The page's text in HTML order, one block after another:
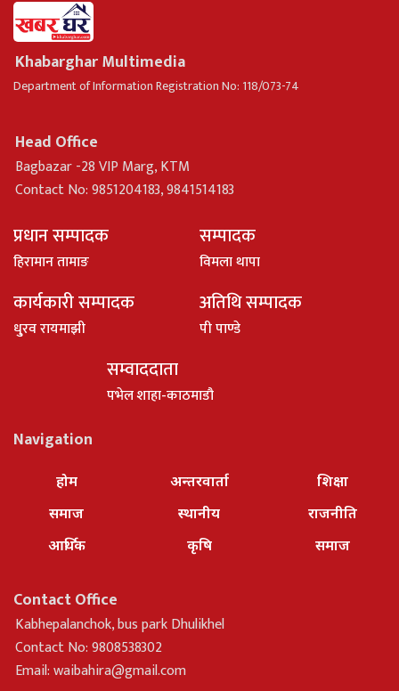
Khabarghar Multimedia
Department of Information Registration No: 118/073-74
Head Office
Bagbazar -28 VIP Marg, KTM
Contact No: 9851204183, 9841514183
प्रधान सम्पादक
हिरामान तामाङ
सम्पादक
विमला थापा
कार्यकारी सम्पादक
धु्रव रायमाझी
अतिथि सम्पादक
पी पाण्डे
सम्वाददाता
पभेल शाहा-काठमाडौ
Navigation
होम
समाज
आर्थिक
अन्तरवार्ता
स्थानीय
कृषि
शिक्षा
राजनीति
समाज
Contact Office
Kabhepalanchok, bus park Dhulikhel
Contact No: 9808538302
Email:waibahira@gmail.com